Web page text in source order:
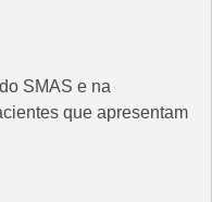
SMAS e na
que apresentam